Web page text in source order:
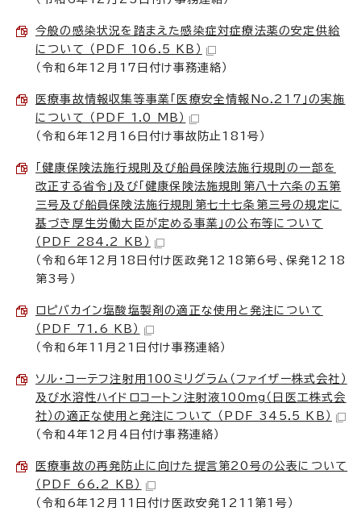
今般の感染状況を踏まえた感染症対症療法薬の安定供給
について （PDF 106.5 KB）
（令和6年12月17日付け事務連絡）
医療事故情報収集等事業「医療安全情報No.217」の実施
について （PDF 1.0 MB）
（令和6年12月16日付け事故防止181号）
「健康保険法施行規則及び船員保険法施行規則の一部を
改正する省令」及び「健康保険法施規則第八十六条の五第
三号及び船員保険法施行規則第七十七条第三号の規定に
基づき厚生労働大臣が定める事業」の公布等について
（PDF 284.2 KB）
（令和6年12月18日付け医政発1218第6号、保発1218
第3号）
ロピバカイン塩酸塩製剤の適正な使用と発注について
（PDF 71.6 KB）
（令和6年11月21日付け事務連絡）
ソル・コーテフ注射用100ミリグラム（ファイザー株式会社）
及び水溶性ハイドロコートン注射液100mg（日医工株式会
社）の適正な使用と発注について （PDF 345.5 KB）
（令和4年12月4日付け事務連絡）
医療事故の再発防止に向けた提言第20号の公表について
（PDF 66.2 KB）
（令和6年12月11日付け医政安発1211第1号）